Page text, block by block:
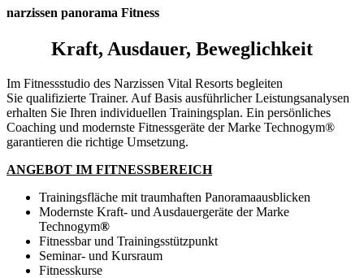
narzissen panorama Fitness
Kraft, Ausdauer, Beweglichkeit
Im Fitnessstudio des Narzissen Vital Resorts begleiten
Sie qualifizierte Trainer. Auf Basis ausführlicher Leistungsanalysen
erhalten Sie Ihren individuellen Trainingsplan. Ein persönliches
Coaching und modernste Fitnessgeräte der Marke Technogym®
garantieren die richtige Umsetzung.
ANGEBOT IM FITNESSBEREICH
Trainingsfläche mit traumhaften Panoramaausblicken
Modernste Kraft- und Ausdauergeräte der Marke
Technogym®
Fitnessbar und Trainingsstützpunkt
Seminar- und Kursraum
Fitnesskurse